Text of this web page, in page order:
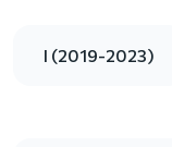
I (2019-2023)